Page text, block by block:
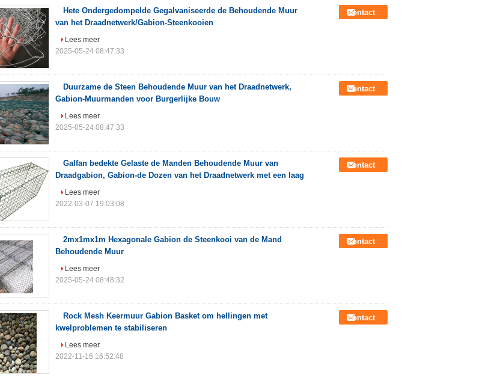
Hete Ondergedompelde Gegalvaniseerde de Behoudende Muur
van het Draadnetwerk/Gabion-Steenkooien
Contact
Lees meer
2025-05-24 08:47:33
Duurzame de Steen Behoudende Muur van het Draadnetwerk,
Gabion-Muurmanden voor Burgerlijke Bouw
Contact
Lees meer
2025-05-24 08:47:33
Galfan bedekte Gelaste de Manden Behoudende Muur van
Draadgabion, Gabion-de Dozen van het Draadnetwerk met een laag
Contact
Lees meer
2022-03-07 19:03:08
2mx1mx1m Hexagonale Gabion de Steenkooi van de Mand
Behoudende Muur
Contact
Lees meer
2025-05-24 08:48:32
Rock Mesh Keermuur Gabion Basket om hellingen met
kwelproblemen te stabiliseren
Contact
Lees meer
2022-11-16 16:52:48